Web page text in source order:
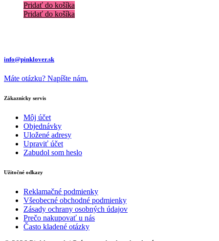
Pridať do košíka
Pridať do košíka
info@pinklover.sk
Máte otázku? Napíšte nám.
Zákaznícky servis
Môj účet
Objednávky
Uložené adresy
Upraviť účet
Zabudol som heslo
Užitočné odkazy
Reklamačné podmienky
Všeobecné obchodné podmienky
Zásady ochrany osobných údajov
Prečo nakupovať u nás
Často kladené otázky